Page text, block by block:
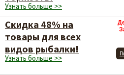
Узнать больше >>
Скидка 48% на
товары для всех
видов рыбалки!
Узнать больше >>